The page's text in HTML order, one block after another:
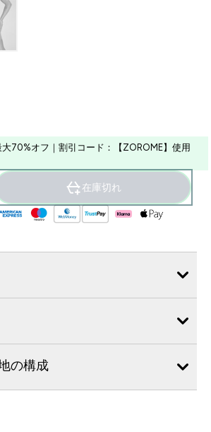
70%オフ｜割引コード：【ZOROME】使用
在庫切れ
の構成